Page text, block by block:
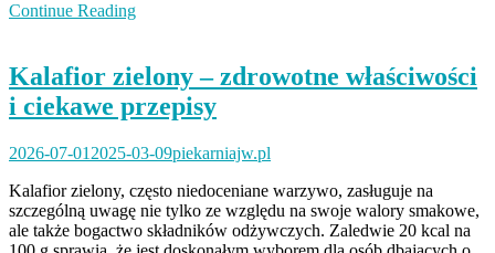
Continue Reading
Kalafior zielony – zdrowotne właściwości
i ciekawe przepisy
2026-07-01 2025-03-09piekarniajw.pl
Kalafior zielony, często niedoceniane warzywo, zasługuje na
szczególną uwagę nie tylko ze względu na swoje walory smakowe,
ale także bogactwo składników odżywczych. Zaledwie 20 kcal na